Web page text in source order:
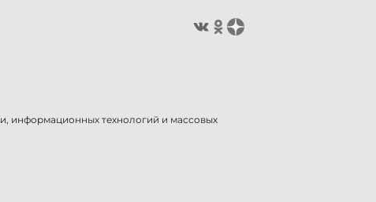
информационных технологий и массовых